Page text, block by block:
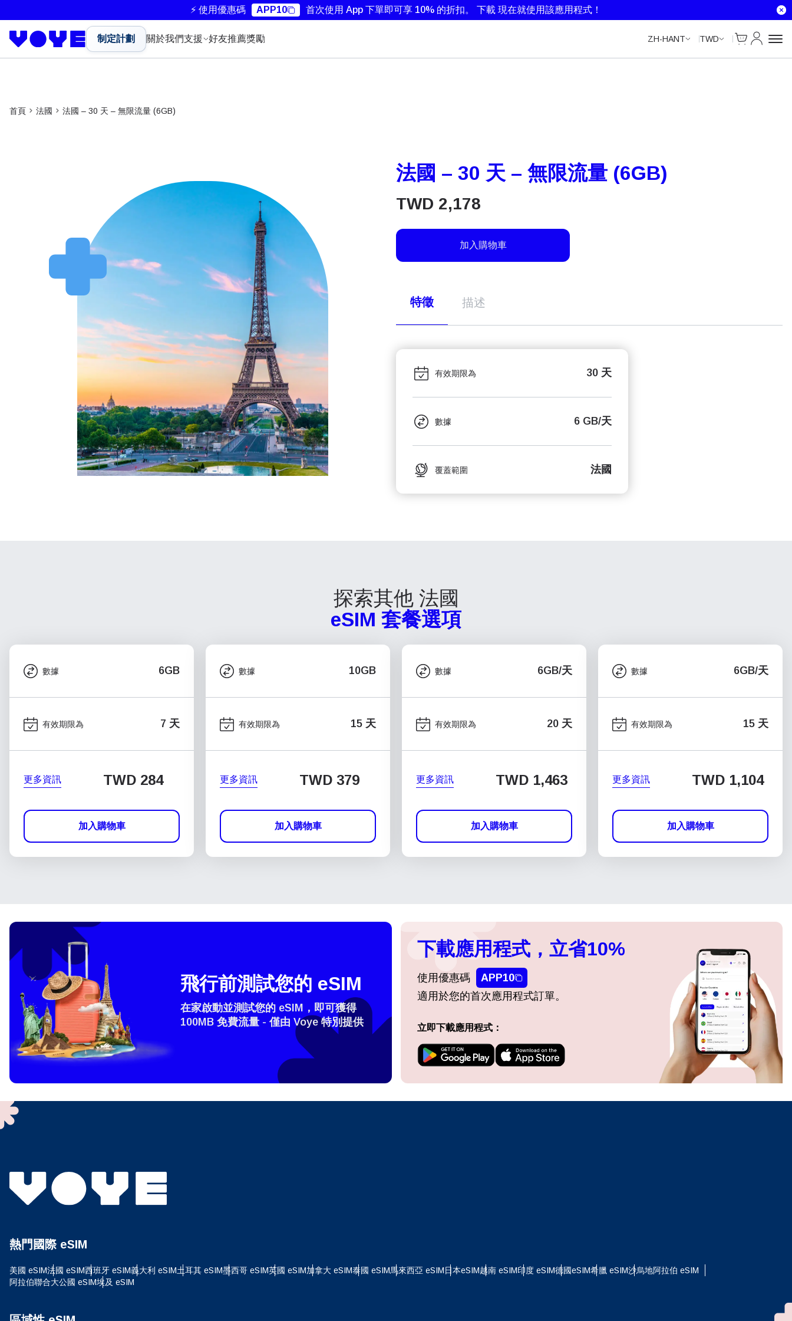
⚡ 使用優惠碼 APP10 首次使用 App 下單即可享 10% 的折扣。 下載 現在就使用該應用程式！
制定計劃 關於我們支援 好友推薦獎勵 ZH-HANT TWD
Cart
我的帳戶
首頁 法國 法國 – 30 天 – 無限流量 (6GB)
法國 – 30 天 – 無限流量 (6GB)
TWD 2,178
加入購物車
特徵 描述
有效期限為 30 天
數據 6 GB/天
覆蓋範圍 法國
探索其他 法國
eSIM 套餐選項
數據 6GB
有效期限為 7 天
更多資訊 TWD 284
加入購物車
數據 10GB
有效期限為 15 天
更多資訊 TWD 379
加入購物車
數據 6GB/天
有效期限為 20 天
更多資訊 TWD 1,463
加入購物車
數據 6GB/天
有效期限為 15 天
更多資訊 TWD 1,104
加入購物車
How do I get my eSim?
To get your eSIM, start by checking if your device supports eSIM
They will provide you with a QR code or activation details that you can scan
飛行前測試您的 eSIM
在家啟動並測試您的 eSIM，即可獲得
100MB 免費流量 - 僅由 Voye 特別提供
下載應用程式，立省10%
使用優惠碼
APP10
適用於您的首次應用程式訂單。
立即下載應用程式：
熱門國際 eSIM
美國 eSIM法國 eSIM西班牙 eSIM義大利 eSIM土耳其 eSIM墨西哥 eSIM英國 eSIM加拿大 eSIM泰國 eSIM馬來西亞 eSIM日本eSIM越南 eSIM印度 eSIM德國eSIM希臘 eSIM沙烏地阿拉伯 eSIM
阿拉伯聯合大公國 eSIM埃及 eSIM
選擇語言： 登入或註冊